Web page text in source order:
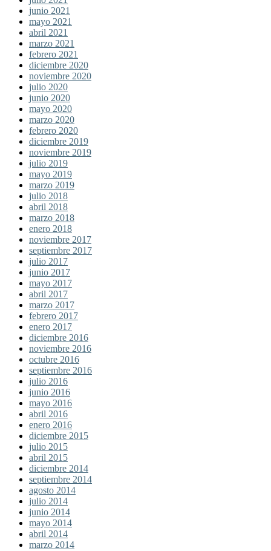
junio 2021
mayo 2021
abril 2021
marzo 2021
febrero 2021
diciembre 2020
noviembre 2020
julio 2020
junio 2020
mayo 2020
marzo 2020
febrero 2020
diciembre 2019
noviembre 2019
julio 2019
mayo 2019
marzo 2019
julio 2018
abril 2018
marzo 2018
enero 2018
noviembre 2017
septiembre 2017
julio 2017
junio 2017
mayo 2017
abril 2017
marzo 2017
febrero 2017
enero 2017
diciembre 2016
noviembre 2016
octubre 2016
septiembre 2016
julio 2016
junio 2016
mayo 2016
abril 2016
enero 2016
diciembre 2015
julio 2015
abril 2015
diciembre 2014
septiembre 2014
agosto 2014
julio 2014
junio 2014
mayo 2014
abril 2014
marzo 2014